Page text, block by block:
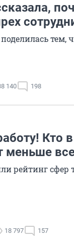
140 198
Кто
меньше
рейтинг сфер
18 797 157